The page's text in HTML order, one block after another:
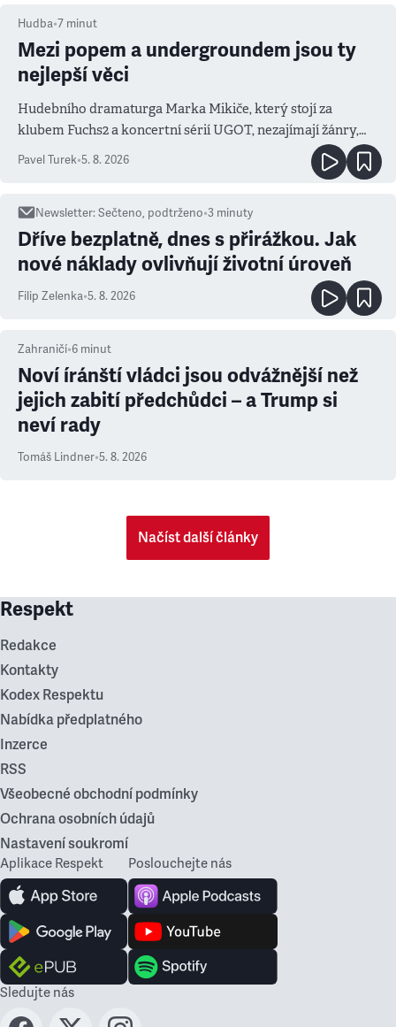
Hudba•7 minut
Mezi popem a undergroundem jsou ty
nejlepší věci
Hudebního dramaturga Marka Mikiče, který stojí za
klubem Fuchs2 a koncertní sérií UGOT, nezajímají žánry,
Pavel Turek•5. 8. 2026
Newsletter:Sečteno, podtrženo•3 minuty
Dříve bezplatně, dnes s přirážkou. Jak
nové náklady ovlivňují životní úroveň
Filip Zelenka•5. 8. 2026
Zahraničí•6 minut
Noví íránští vládci jsou odvážnější než
jejich zabití předchůdci – a Trump si
neví rady
Tomáš Lindner•5. 8. 2026
Načíst další články
Respekt
Redakce
Kontakty
Kodex Respektu
Nabídka předplatného
Inzerce
RSS
Všeobecné obchodní podmínky
Ochrana osobních údajů
Nastavení soukromí
Aplikace Respekt Poslouchejte nás
Sledujte nás